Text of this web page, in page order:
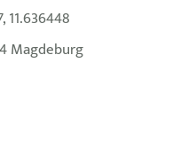
11.636448
Magdeburg